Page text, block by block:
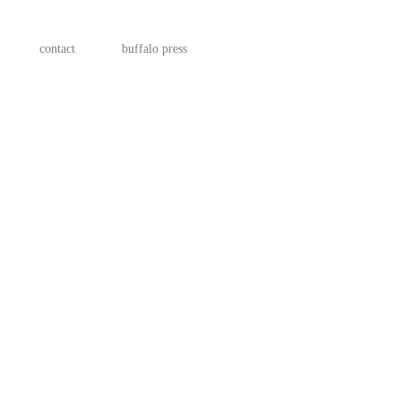
contact buffalo press